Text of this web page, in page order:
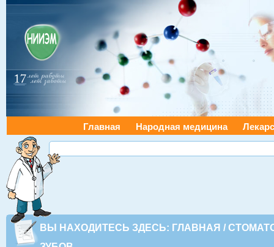
Главная Народная медицина
ВЫ НАХОДИТЕСЬ ЗДЕСЬ: ГЛАВНАЯ /